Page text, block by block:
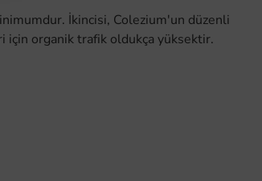
İkincisi, Colezium'un düzenli
için organik trafik oldukça yüksektir.